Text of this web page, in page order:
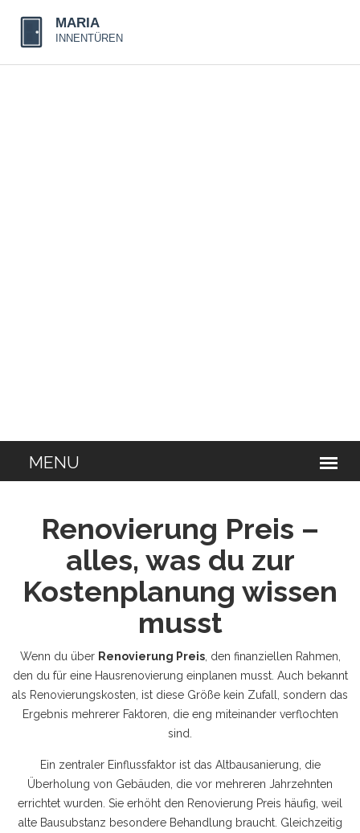
Renovierung Preis –
alles, was du zur
Kostenplanung wissen
musst
Wenn du über Renovierung Preis, den finanziellen Rahmen,
den du für eine Hausrenovierung einplanen musst. Auch bekannt
als Renovierungskosten , ist diese Größe kein Zufall, sondern das
Ergebnis mehrerer Faktoren, die eng miteinander verflochten
sind.
Ein zentraler Einflussfaktor ist das Altbausanierung die
Überholung von Gebäuden, die vor mehreren Jahrzehnten
errichtet wurden . Sie erhöht den Renovierung Preis häufig, weil
alte Bausubstanz besondere Behandlung braucht. Gleichzeitig